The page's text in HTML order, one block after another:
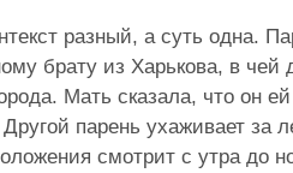
разный, а суть одна.
брату из Харькова, в чей
Мать сказала, что он
парень ухаживает за
смотрит с утра до